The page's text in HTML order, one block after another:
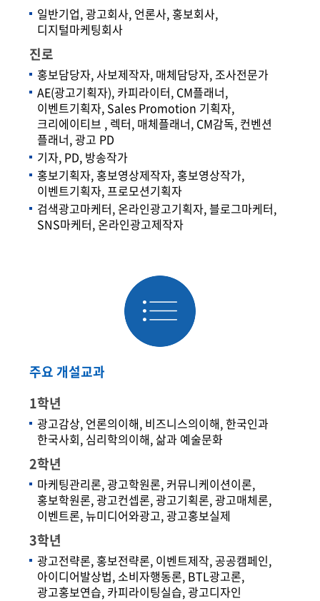
일반기업, 광고회사, 언론사, 홍보회사,
디지털마케팅회사
진로
홍보담당자, 사보제작자, 매체담당자, 조사전문가
AE(광고기획자), 카피라이터, CM플래너,
이벤트기획자, Sales Promotion 기획자,
크리에이티브 , 렉터, 매체플래너, CM감독, 컨벤션
플래너, 광고 PD
기자, PD, 방송작가
홍보기획자, 홍보영상제작자, 홍보영상작가,
이벤트기획자, 프로모션기획자
검색광고마케터, 온라인광고기획자, 블로그마케터,
SNS마케터, 온라인광고제작자
주요 개설교과
1학년
광고감상, 언론의이해, 비즈니스의이해, 한국인과
한국사회, 심리학의이해, 삶과 예술문화
2학년
마케팅관리론, 광고학원론, 커뮤니케이션이론,
홍보학원론, 광고컨셉론, 광고기획론, 광고매체론,
이벤트론, 뉴미디어와광고, 광고홍보실제
3학년
광고전략론, 홍보전략론, 이벤트제작, 공공캠페인,
아이디어발상법, 소비자행동론, BTL광고론,
광고홍보연습, 카피라이팅실습, 광고디자인